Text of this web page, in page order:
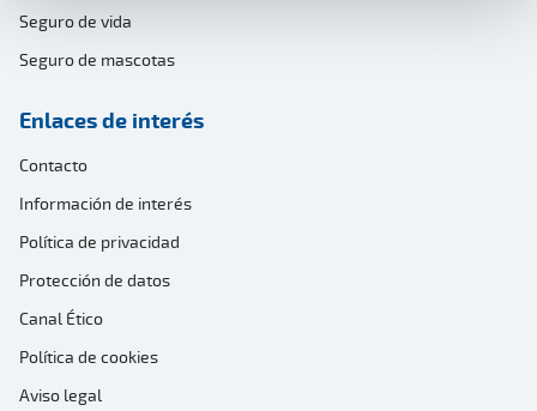
Seguro de vida
Seguro de mascotas
Enlaces de interés
Contacto
Información de interés
Política de privacidad
Protección de datos
Canal Ético
Política de cookies
Aviso legal